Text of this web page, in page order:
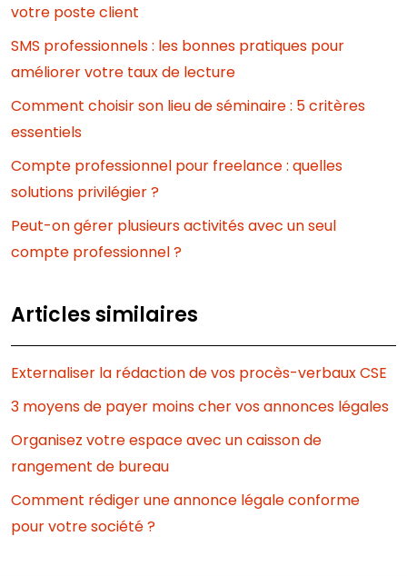
votre poste client
SMS professionnels : les bonnes pratiques pour
améliorer votre taux de lecture
Comment choisir son lieu de séminaire : 5 critères
essentiels
Compte professionnel pour freelance : quelles
solutions privilégier ?
Peut-on gérer plusieurs activités avec un seul
compte professionnel ?
Articles similaires
Externaliser la rédaction de vos procès-verbaux CSE
3 moyens de payer moins cher vos annonces légales
Organisez votre espace avec un caisson de
rangement de bureau
Comment rédiger une annonce légale conforme
pour votre société ?